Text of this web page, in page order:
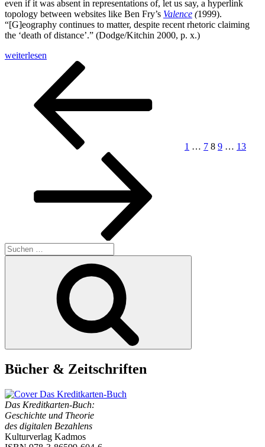
even if it was absent in representations of, let us say, a hyperlink
topology between websites like Ben Fry’s Valence (1999).
“[G]eography continues to matter, despite recent rhetoric claiming
the ‘death of distance’.” (Dodge/Kitchin 2000, p. x.)
„Circulating
weiterlesen
Seitennummerierung
Beiträge
1 … 7 8 9 … 13
Suchen
nach:
Bücher & Zeitschriften
Das Kreditkarten-Buch:
Geschichte und Theorie
des digitalen Bezahlens
Kulturverlag Kadmos